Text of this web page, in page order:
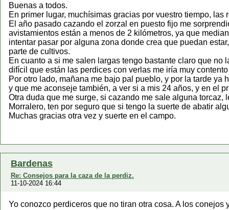
Buenas a todos.
En primer lugar, muchísimas gracias por vuestro tiempo,
El año pasado cazando el zorzal en puesto fijo me
avistamientos están a menos de 2 kilómetros, ya que
intentar pasar por alguna zona donde crea que puedan
parte de cultivos.
En cuanto a si me salen largas tengo bastante claro que
difícil que están las perdices con verlas me iría muy
Por otro lado, mañana me bajo pal pueblo, y por la tarde
y que me aconseje también, a ver si a mis 24 años, y en el
Otra duda que me surge, si cazando me sale alguna
Morralero, ten por seguro que si tengo la suerte de abatir
Muchas gracias otra vez y suerte en el campo.
Bardenas
Re: Consejos para la caza de la perdiz.
11-10-2024 16:44
Yo conozco perdiceros que no tiran otra cosa. A los